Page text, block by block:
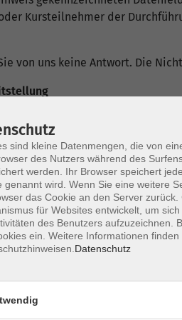
Kursteilnehmer der
von uns keine Antwort. Die
Nutzung unseres
es sei denn, es bestehen
Verwendung außer ggf.
Kursbeitrags bzw. bei
bereitstellen,
zugleich zu Vertragszwecken
hierzu aufgrund des geltenden
sind kleine Datenmengen, die von
des Nutzers während des
werden. Ihr Browser speichert
genannt wird. Wenn Sie eine weitere
das Cookie an den Server
für Websites entwickelt, um
des Benutzers aufzuzeichnen.
ein. Weitere Informationen finden
Datenschutz